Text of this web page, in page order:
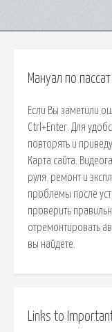
Мануал по
Если Вы заметили
Ctrl+Enter. Для
повторять и
Карта сайта.
руля. ремонт и
проблемы после
проверить
отремонтировать
вы найдете.
Links to